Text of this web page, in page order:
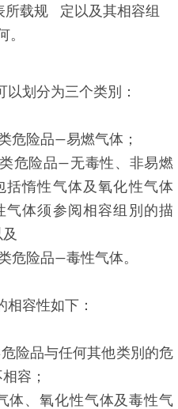
所载规 定以及其相容组
以划分为三个类別：
危险品—易燃气体；
危险品—无毒性、非易燃
括惰性气体及氧化性气体
气体须参阅相容组別的描
危险品—毒性气体。
容性如下：
危险品与任何其他类別的危
容；
体、氧化性气体及毒性气